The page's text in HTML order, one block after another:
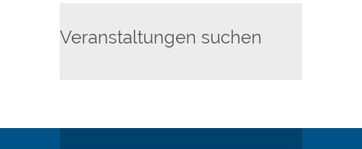
Veranstaltungen suchen